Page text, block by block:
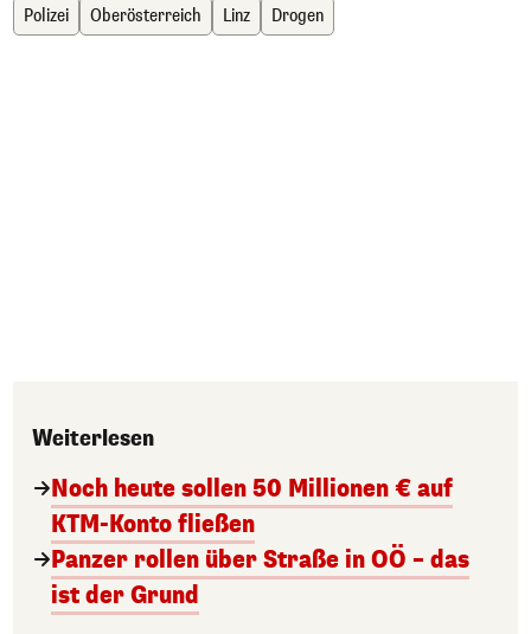
Polizei Oberösterreich Linz Drogen
Weiterlesen
Noch heute sollen 50 Millionen € auf
KTM-Konto fließen
Panzer rollen über Straße in OÖ – das
ist der Grund